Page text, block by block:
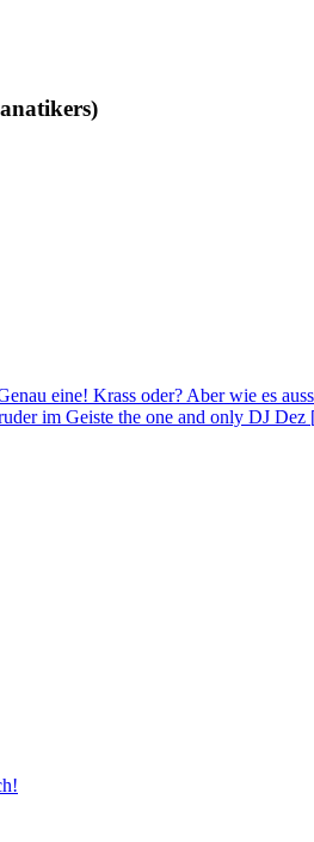
eine! Krass oder? Aber wie es
im Geiste the one and only DJ